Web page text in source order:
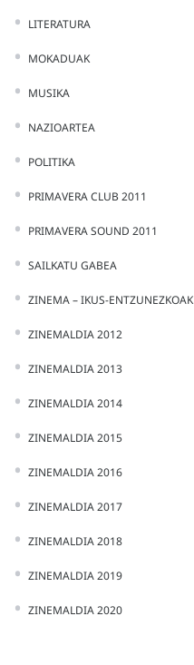
LITERATURA
MOKADUAK
MUSIKA
NAZIOARTEA
POLITIKA
PRIMAVERA CLUB 2011
PRIMAVERA SOUND 2011
SAILKATU GABEA
ZINEMA – IKUS-ENTZUNEZKOAK
ZINEMALDIA 2012
ZINEMALDIA 2013
ZINEMALDIA 2014
ZINEMALDIA 2015
ZINEMALDIA 2016
ZINEMALDIA 2017
ZINEMALDIA 2018
ZINEMALDIA 2019
ZINEMALDIA 2020